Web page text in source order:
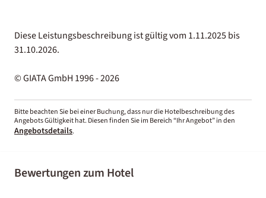
Diese Leistungsbeschreibung ist gültig vom 1.11.2025 bis
31.10.2026.
© GIATA GmbH 1996 - 2026
Bitte beachten Sie bei einer Buchung, dass nur die Hotelbeschreibung des
Angebots Gültigkeit hat. Diesen finden Sie im Bereich “Ihr Angebot” in den
Angebotsdetails.
Bewertungen zum Hotel